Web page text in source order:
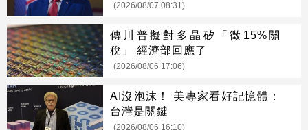
(2026/08/07 08:31)
傳川普擬對多晶矽「徵15%關
稅」 經濟部回應了
(2026/08/06 17:06)
AI沒泡沫！ 美專家看好記憶體：
台灣是關鍵
(2026/08/06 16:10)